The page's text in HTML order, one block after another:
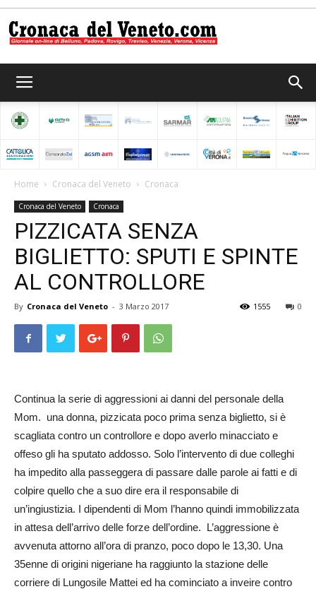
del
Home Cronaca del Veneto Cronaca
Cronaca del Veneto Cronaca
PIZZICATA SENZA
BIGLIETTO: SPUTI E SPINTE
AL CONTROLLORE
By Cronaca del Veneto - 3 Marzo 2017 0
1555
Continua la serie di aggressioni ai danni del personale della
Mom. una donna, pizzicata poco prima senza biglietto, si è
scagliata contro un controllore e dopo averlo minacciato e
offeso gli ha sputato addosso. Solo l’intervento di due colleghi
ha impedito alla passeggera di passare dalle parole ai fatti e di
colpire quello che a suo dire era il responsabile di
un’ingiustizia. I dipendenti di Mom l’hanno quindi immobilizzata
in attesa dell’arrivo delle forze dell’ordine. L’ag­gressione è
avvenuta attorno all’ora di pranzo, poco dopo le 13,30. Una
35enne di origini nigeriane ha raggiunto la stazione delle
corriere di Lungosile Mattei ed ha cominciato a inveire contro